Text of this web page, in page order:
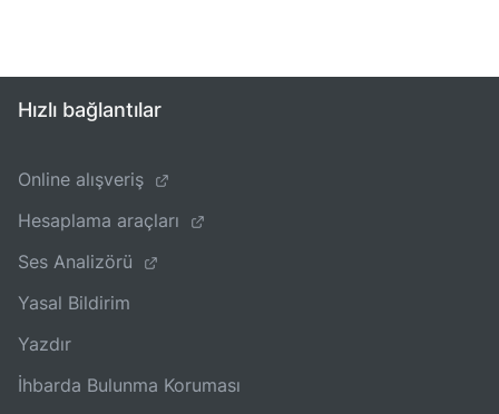
Hızlı bağlantılar
Online alışveriş
Hesaplama araçları
Ses Analizörü
Yasal Bildirim
Yazdır
İhbarda Bulunma Koruması